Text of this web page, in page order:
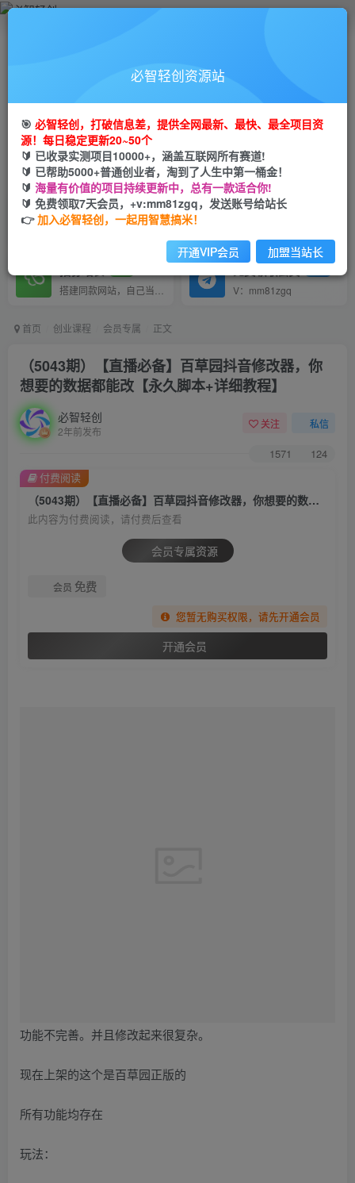
打破信息差，挖到第一桶金从必智轻创开始
轻创业+轻投资+轻松赚
全网首发 每日更新！
输入关键词搜索
VIP推广
80%
会员专属推广链接
VIP交流 群聊
V：mm81zgq
首页 创业课程 会员专属 正文
（5043期）【直播必备】百草园抖音修改器，你
想要的数据都能改【永久脚本+详细教程】
必智轻创
2年前发布
关注 私信
1571 124
（5043期）【直播必备】百草园抖音修改器，你想要的数据都能改【永久脚本+详细教程】
此内容为付费阅读，请付费后查看
会员专属资源
会员 免费
您暂无购买权限，请先开通会员
开通会员
付费阅读
功能不完善。并且修改起来很复杂。
现在上架的这个是百草园正版的
所有功能均存在
玩法：
必智轻创资源站
🎯 必智轻创，打破信息差，提供全网最新、最快、最全项目资
源！每日稳定更新20~50个
🔰 已收录实测项目10000+，涵盖互联网所有赛道!
🔰 已帮助5000+普通创业者，淘到了人生中第一桶金！
🔰 海量有价值的项目持续更新中，总有一款适合你!
🔰 免费领取7天会员，+v:mm81zgq，发送账号给站长
👉加入必智轻创，一起用智慧搞米！
开通VIP会员 加盟当站长